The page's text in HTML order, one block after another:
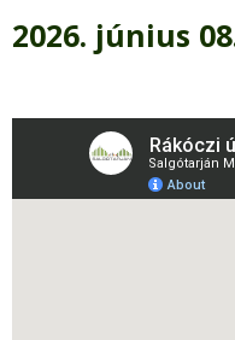
2026. június